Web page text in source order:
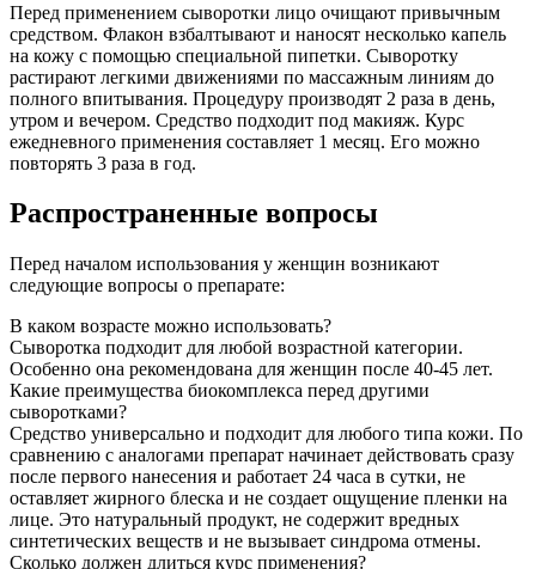
Перед применением сыворотки лицо очищают привычным
средством. Флакон взбалтывают и наносят несколько капель
на кожу с помощью специальной пипетки. Сыворотку
растирают легкими движениями по массажным линиям до
полного впитывания. Процедуру производят 2 раза в день,
утром и вечером. Средство подходит под макияж. Курс
ежедневного применения составляет 1 месяц. Его можно
повторять 3 раза в год.
Распространенные вопросы
Перед началом использования у женщин возникают
следующие вопросы о препарате:
В каком возрасте можно использовать?
Сыворотка подходит для любой возрастной категории.
Особенно она рекомендована для женщин после 40-45 лет.
Какие преимущества биокомплекса перед другими
сыворотками?
Средство универсально и подходит для любого типа кожи. По
сравнению с аналогами препарат начинает действовать сразу
после первого нанесения и работает 24 часа в сутки, не
оставляет жирного блеска и не создает ощущение пленки на
лице. Это натуральный продукт, не содержит вредных
синтетических веществ и не вызывает синдрома отмены.
Сколько должен длиться курс применения?